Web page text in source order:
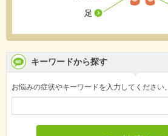
キーワードから探す
お悩みの症状やキーワードを入力してください。